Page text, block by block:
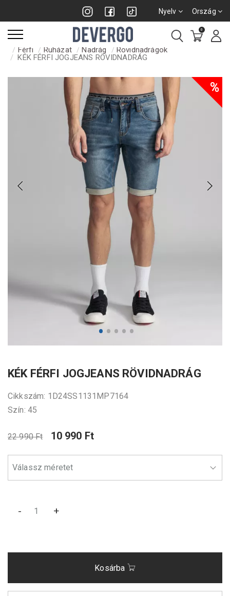
Nyelv Ország
0
Férfi Ruházat Nadrág
Rövidnadrágok
KÉK FÉRFI JOGJEANS RÖVIDNADRÁG
%
KÉK FÉRFI JOGJEANS RÖVIDNADRÁG
Cikkszám: 1D24SS1131MP7164
Szín: 45
22 990 Ft 10 990 Ft
- +
Kosárba